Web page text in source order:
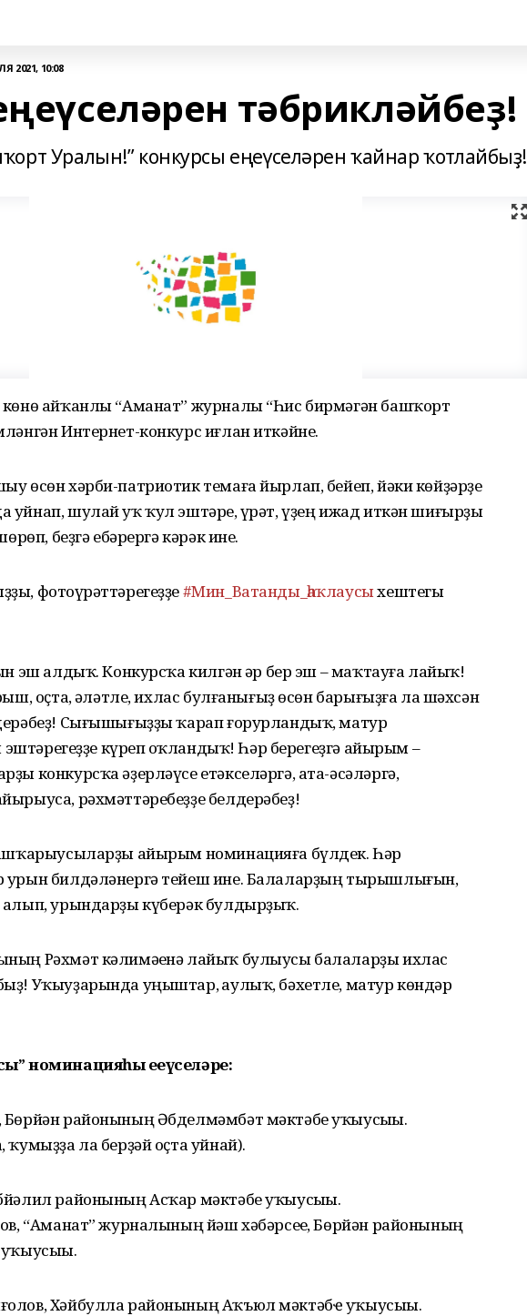
2021, 10:08
тәбрикләйбеҙ!
Уралын!” конкурсы еңеүселәрен ҡайнар ҡотлайбыҙ!
көнө айҡанлы “Аманат” журналы “Һис бирмәгән башҡорт
Интернет-конкурс иғлан иткәйне.
өсөн хәрби-патриотик темаға йырлап, бейеп, йәки көйҙәрҙе
уйнап, шулай уҡ ҡул эштәре, һүрәт, үҙең ижад иткән шиғырҙы
беҙгә ебәрергә кәрәк ине.
фотоһүрәттәрегеҙҙе#Мин_Ватанды_һаҡлаусыхештегы
эш алдыҡ. Конкурсҡа килгән һәр бер эш – маҡтауға лайыҡ!
оҫта, һәләтле, ихлас булғанығыҙ өсөн барығыҙға ла шәхсән
Сығышығыҙҙы ҡарап ғорурландыҡ, матур
эштәрегеҙҙе күреп һоҡландыҡ! Һәр берегеҙгә айырым –
конкурсҡа әҙерләүсе етәкселәргә, ата-әсәләргә,
рәхмәттәребеҙҙе белдерәбеҙ!
айырым номинацияға бүлдек. Һәр
урын билдәләнергә тейеш ине. Балаларҙың тырышлығын,
алып, урындарҙы күберәк булдырҙыҡ.
Рәхмәт кәлимәһенә лайыҡ булыусы балаларҙы ихлас
Уҡыуҙарында уңыштар, һаулыҡ, бәхетле, матур көндәр
номинацияһы еңеүселәре:
районының Әбделмәмбәт мәктәбе уҡыусыһы.
ла берҙәй оҫта уйнай).
районының Асҡар мәктәбе уҡыусыһы.
“Аманат” журналының йәш хәбәрсеһе, Бөрйән районының
Хәйбулла районының Аҡъюл мәктәбҽ уҡыусыһы.